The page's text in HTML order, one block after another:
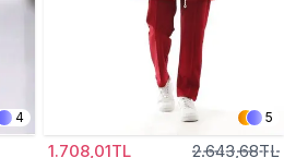
4 5
1.708,01TL 2.643,68TL